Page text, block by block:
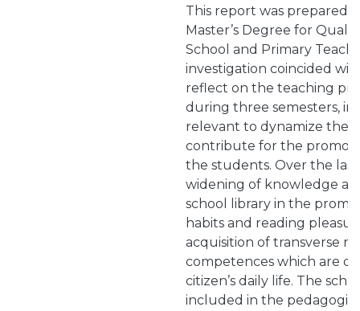
This report was prepared
Master’s Degree for
School and Primary
investigation coincided
reflect on the teaching
during three semesters, in
relevant to dynamize the
contribute for the
the students. Over the last
widening of knowledge
school library in the
habits and reading
acquisition of transverse
competences which are
citizen’s daily life. The
included in the